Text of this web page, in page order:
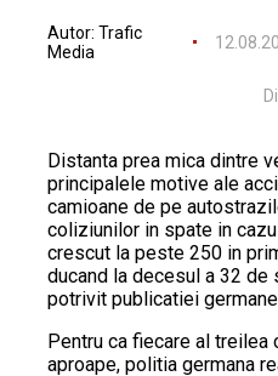
Autor: Trafic
Media
Distanta prea mica dintre
principalele motive ale
camioane de pe
coliziunilor in spate in
crescut la peste 250 in
ducand la decesul a 32 de
potrivit publicatiei
Pentru ca fiecare al treilea
aproape, politia germana